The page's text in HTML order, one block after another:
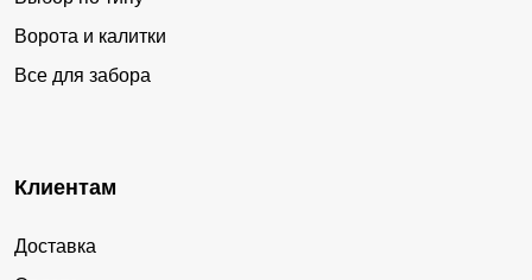
Ворота и калитки
Все для забора
Клиентам
Доставка